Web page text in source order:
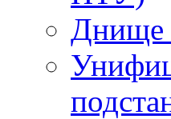
Днище